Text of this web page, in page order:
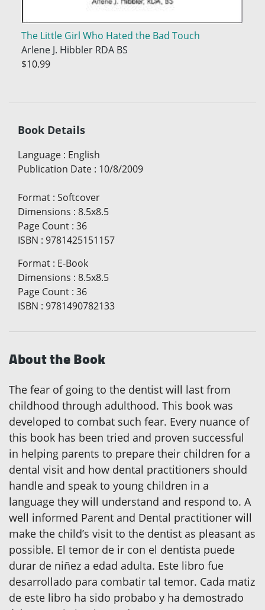
The Little Girl Who Hated the Bad Touch
Arlene J. Hibbler RDA BS
$10.99
Book Details
Language : English
Publication Date : 10/8/2009
Format : Softcover
Dimensions : 8.5x8.5
Page Count : 36
ISBN : 9781425151157
Format : E-Book
Dimensions : 8.5x8.5
Page Count : 36
ISBN : 9781490782133
About the Book
The fear of going to the dentist will last from
childhood through adulthood. This book was
developed to combat such fear. Every nuance of
this book has been tried and proven successful
in helping parents to prepare their children for a
dental visit and how dental practitioners should
handle and speak to young children in a
language they will understand and respond to. A
well informed Parent and Dental practitioner will
make the child’s visit to the dentist as pleasant as
possible. El temor de ir con el dentista puede
durar de niñez a edad adulta. Este libro fue
desarrollado para combatir tal temor. Cada matiz
de este libro ha sido probabo y ha demostrado